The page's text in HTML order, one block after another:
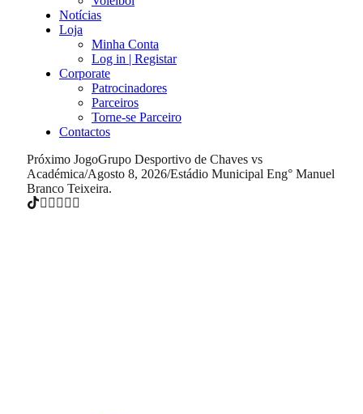
Notícias
Loja
Minha Conta
Log in | Registar
Corporate
Patrocinadores
Parceiros
Torne-se Parceiro
Contactos
Próximo JogoGrupo Desportivo de Chaves vs
Académica/Agosto 8, 2026/Estádio Municipal Eng° Manuel
Branco Teixeira.